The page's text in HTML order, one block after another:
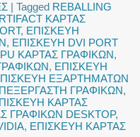
|Tagged REBALLING
ΚΑΡΤΑΣ
, ΕΠΙΣΚΕΥΗ
, ΕΠΙΣΚΕΥΗ DVI PORT
ΚΑΡΤΑΣ ΓΡΑΦΙΚΩΝ,
, ΕΠΙΣΚΕΥΗ
ΕΞΑΡΤΗΜΑΤΩΝ
ΓΡΑΦΙΚΩΝ,
ΚΑΡΤΑΣ
ΓΡΑΦΙΚΩΝ DESKTOP,
, ΕΠΙΣΚΕΥΗ ΚΑΡΤΑΣ